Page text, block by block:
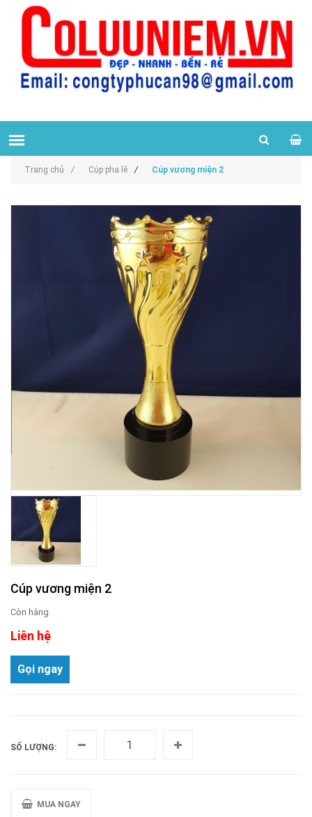
Trang chủ / Cúp pha lê / Cúp vương miện 2
Cúp vương miện 2
Còn hàng
Liên hệ
Gọi ngay
SỐ LƯỢNG:
MUA NGAY